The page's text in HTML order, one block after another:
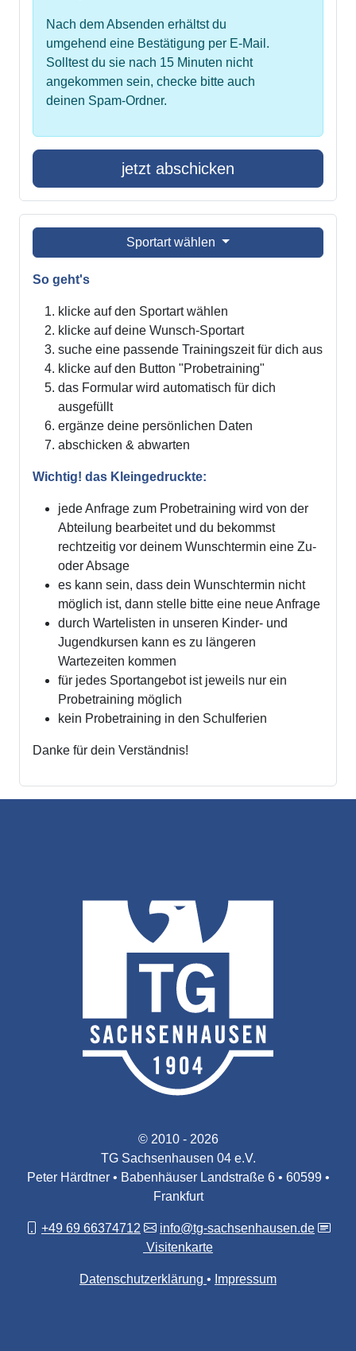
Nach dem Absenden erhältst du
umgehend eine Bestätigung per E-Mail.
Solltest du sie nach 15 Minuten nicht
angekommen sein, checke bitte auch
deinen Spam-Ordner.
jetzt abschicken
Sportart wählen
So geht's
klicke auf den Sportart wählen
klicke auf deine Wunsch-Sportart
suche eine passende Trainingszeit für dich aus
klicke auf den Button "Probetraining"
das Formular wird automatisch für dich
ausgefüllt
ergänze deine persönlichen Daten
abschicken & abwarten
Wichtig! das Kleingedruckte:
jede Anfrage zum Probetraining wird von der
Abteilung bearbeitet und du bekommst
rechtzeitig vor deinem Wunschtermin eine Zu-
oder Absage
es kann sein, dass dein Wunschtermin nicht
möglich ist, dann stelle bitte eine neue Anfrage
durch Wartelisten in unseren Kinder- und
Jugendkursen kann es zu längeren
Wartezeiten kommen
für jedes Sportangebot ist jeweils nur ein
Probetraining möglich
kein Probetraining in den Schulferien
Danke für dein Verständnis!
© 2010 - 2026
TG Sachsenhausen 04 e.V.
Peter Härdtner • Babenhäuser Landstraße 6 • 60599 •
Frankfurt
+49 69 66374712
info@tg-sachsenhausen.de
Visitenkarte
Datenschutzerklärung Impressum